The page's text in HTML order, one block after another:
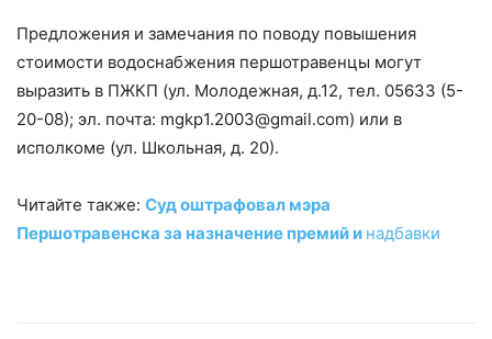
Предложения и замечания по поводу повышения
стоимости водоснабжения першотравенцы могут
выразить в ПЖКП (ул. Молодежная, д.12, тел. 05633 (5-
20-08); эл. почта: mgkp1.2003@gmail.com) или в
исполкоме (ул. Школьная, д. 20).
Читайте также: Суд оштрафовал мэра
Першотравенска за назначение премий и надбавки